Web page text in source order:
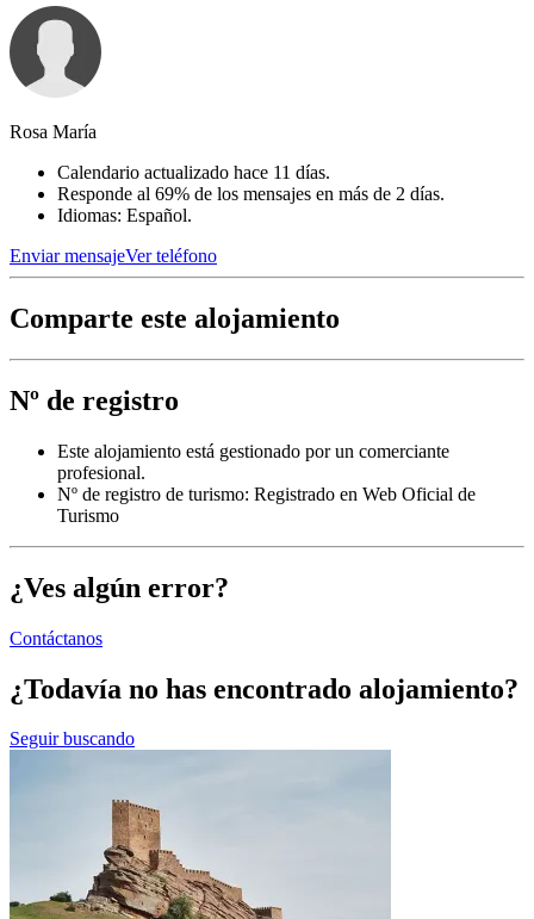
Rosa María
Calendario actualizado hace 11 días.
Responde al 69% de los mensajes en más de 2 días.
Idiomas: Español.
Enviar mensajeVer teléfono
Comparte este alojamiento
Nº de registro
Este alojamiento está gestionado por un comerciante
profesional.
Nº de registro de turismo: Registrado en Web Oficial de
Turismo
¿Ves algún error?
Contáctanos
¿Todavía no has encontrado alojamiento?
Seguir buscando